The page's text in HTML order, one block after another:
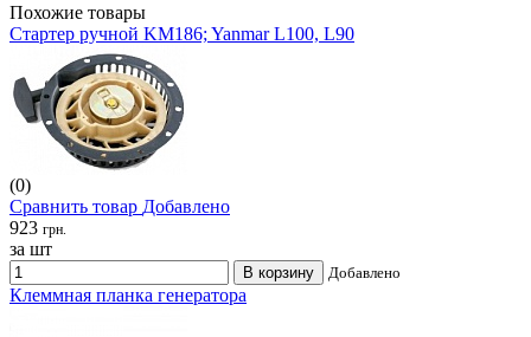
Похожие товары
Стартер ручной KM186; Yanmar L100, L90
(0)
Сравнить товар Добавлено
923 грн.
за шт
В корзину Добавлено
Клеммная планка генератора